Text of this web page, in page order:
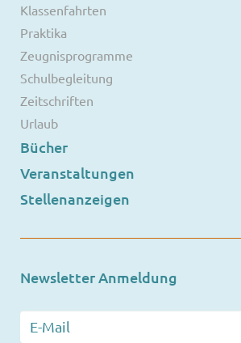
Klassenfahrten
Praktika
Zeugnisprogramme
Schulbegleitung
Zeitschriften
Urlaub
Bücher
Veranstaltungen
Stellenanzeigen
Newsletter Anmeldung